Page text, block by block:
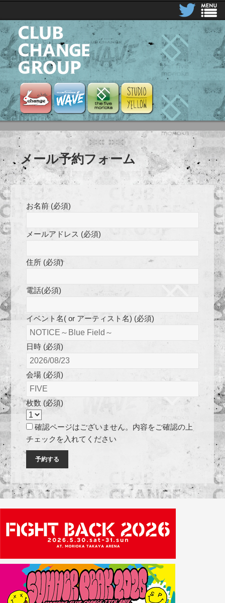
CLUB CHANGE GROUP
Club ChangeClub Change Wave
the five moriokaSTUDIO YELLOW
メール予約フォーム
お名前 (必須)
メールアドレス (必須)
住所 (必須)
電話(必須)
イベント名( or アーティスト名) (必須)
日時 (必須)
会場 (必須)
枚数 (必須)
確認ページはございません。内容をご確認の上
チェックを入れてください